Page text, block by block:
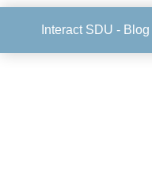
Interact SDU - Blog